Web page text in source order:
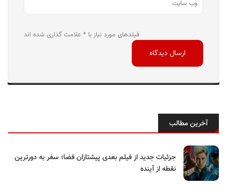
فیلدهای مورد نیاز با * علامت گذاری شده اند
آخرین مطالب
جزئیات جدید از فیلم بعدی پیشتازان فضا؛ سفر به دورترین
نقطه از آینده